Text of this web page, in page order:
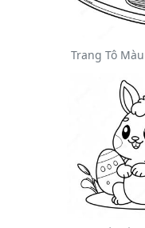
Trang Tô